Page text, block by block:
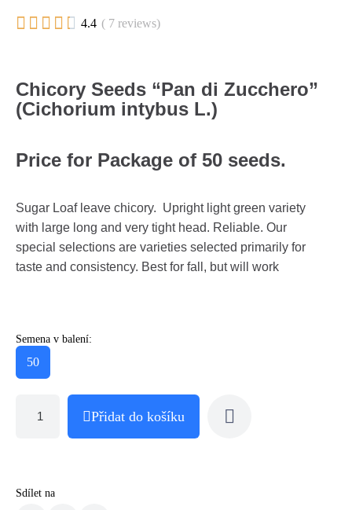
     4.4 ( 7 reviews)
Chicory Seeds “Pan di Zucchero”
(Cichorium intybus L.)
Price for Package of 50 seeds.
Sugar Loaf leave chicory. Upright light green variety
with large long and very tight head. Reliable. Our
special selections are varieties selected primarily for
taste and consistency. Best for fall, but will work
Semena v balení:
50
Přidat do košíku
Sdílet na